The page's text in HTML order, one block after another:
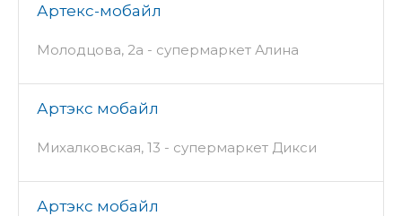
Артекс-мобайл
Молодцова, 2а - супермаркет Алина
Артэкс мобайл
Михалковская, 13 - супермаркет Дикси
Артэкс мобайл